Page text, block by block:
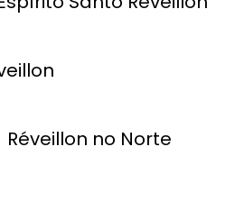
Réveillon no Norte